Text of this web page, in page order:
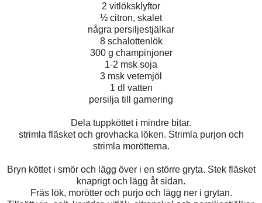
2 vitlöksklyftor
½ citron, skal et
några persiljestjälkar
8 schalottenlök
300 g champinjoner
1-2 msk soja
3 msk vetemjöl
1 dl vatten
persilja till garnering
Dela tuppköttet i mindre bitar.
strimla fläsket och grovhacka löken. Strimla purjon och
strimla morötterna.
Bryn köttet i smör och lägg över i en större gryta. Stek fläsket
knaprigt och lägg åt sidan.
Fräs lök, morötter och purjo och lägg ner i grytan.